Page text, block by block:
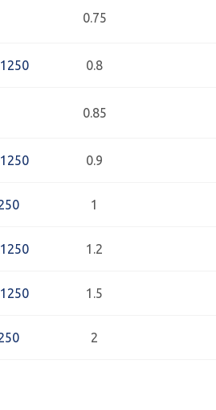
0.75
0.8
0.85
0.9
1
1.2
1.5
2